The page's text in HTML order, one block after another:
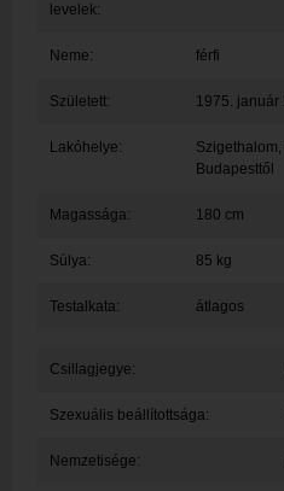
levelek:
Neme: férfi
Született: 1975. január
Lakóhelye: Szigethalom
Budapesttől
Magassága: 180 cm
Súlya: 85 kg
Testalkata: átlagos
Csillagjegye:
Szexuális beállítottsága:
Nemzetisége: